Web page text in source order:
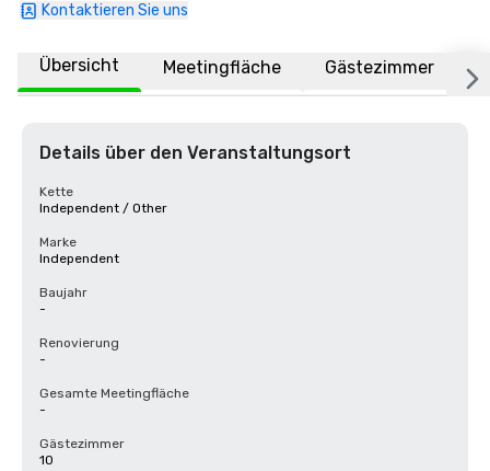
Kontaktieren Sie uns
Übersicht Meetingfläche Gästezimmer
Details über den Veranstaltungsort
Kette
Independent / Other
Marke
Independent
Baujahr
-
Renovierung
-
Gesamte Meetingfläche
-
Gästezimmer
10